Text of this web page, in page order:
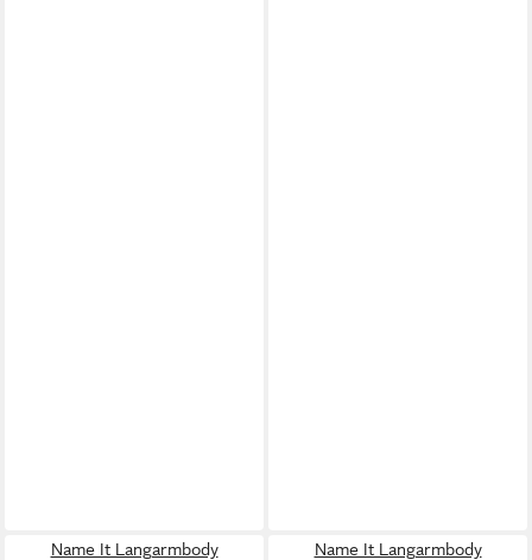
Name It Langarmbody
Name It Langarmbody